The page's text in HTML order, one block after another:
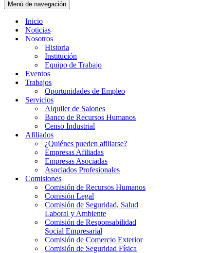
Menú de navegación
Inicio
Noticias
Nosotros
Historia
Institución
Equipo de Trabajo
Eventos
Trabajos
Oportunidades de Empleo
Servicios
Alquiler de Salones
Banco de Recursos Humanos
Censo Industrial
Afiliados
¿Quiénes pueden afiliarse?
Empresas Afiliadas
Empresas Asociadas
Asociados Profesionales
Comisiones
Comisión de Recursos Humanos
Comisión Legal
Comisión de Seguridad, Salud
Laboral y Ambiente
Comisión de Responsabilidad
Social Empresarial
Comisión de Comercio Exterior
Comisión de Seguridad Física